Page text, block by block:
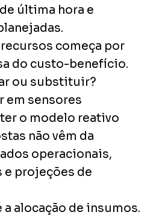
última hora e
começa por
do custo-benefício.
ou substituir?
em sensores
o modelo reativo
não vêm da
operacionais,
e projeções de
alocação de insumos.